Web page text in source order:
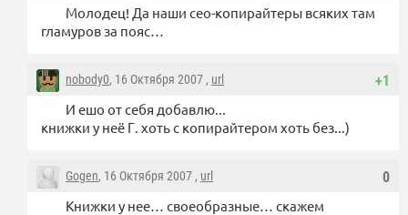
Молодец! Да наши сео-копирайтеры всяких там
гламуров за пояс…
+1
nobody0, 16 Октября 2007 , url
И ешо от себя добавлю...
книжки у неё Г. хоть с копирайтером хоть без...)
0
Gogen, 16 Октября 2007 , url
Книжки у нее… своеобразные… скажем